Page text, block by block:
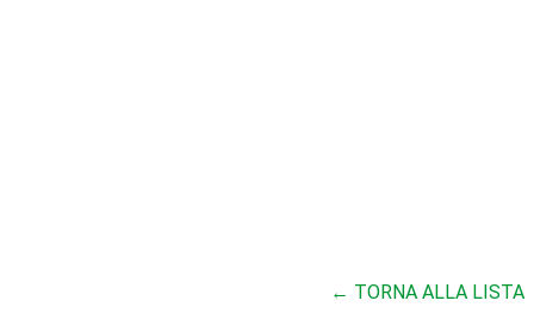
← TORNA ALLA LISTA